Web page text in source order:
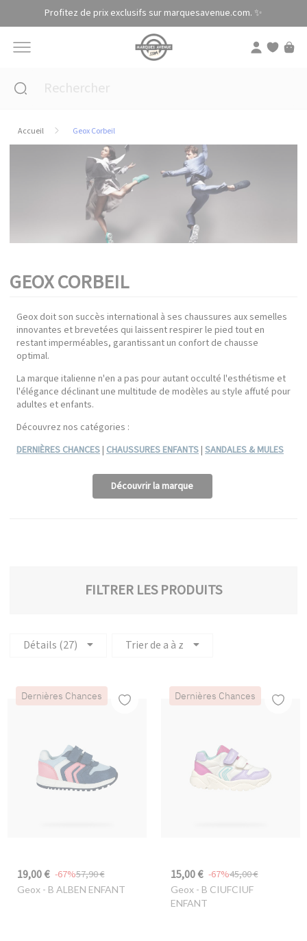
Profitez de prix exclusifs sur marquesavenue.com. ✨
Accueil Geox Corbeil
GEOX CORBEIL
Geox doit son succès international à ses chaussures aux semelles
innovantes et brevetées qui laissent respirer le pied tout en
restant imperméables, garantissant un confort de chausse
optimal.
La marque italienne n'en a pas pour autant occulté l'esthétisme et
l'élégance déclinant une multitude de modèles au style affuté pour
adultes et enfants.
Découvrez nos catégories :
DERNIÈRES CHANCES| CHAUSSURES ENFANTS| SANDALES & MULES
Découvrir la marque
FILTRER LES PRODUITS
Détails (27) Trier de a à z
Dernières Chances
19,00 € 57,90 €
-67%
Geox- B ALBEN ENFANT
Dernières Chances
15,00 € 45,00 €
-67%
Geox- B CIUFCIUF
ENFANT
Panneau de gestion des cookies